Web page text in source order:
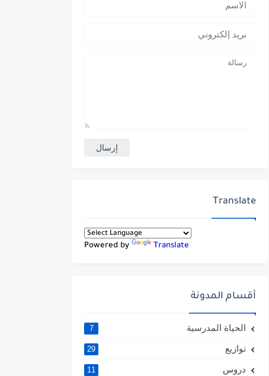
Translate
Powered by Translate
أقسام المدونة
الحياة المدرسية 7
توازيع 29
دروس 11